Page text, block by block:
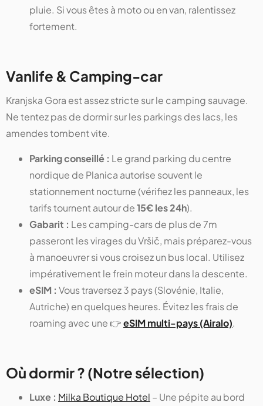
pluie. Si vous êtes à moto ou en van, ralentissez
fortement.
Vanlife & Camping-car
Kranjska Gora est assez stricte sur le camping sauvage.
Ne tentez pas de dormir sur les parkings des lacs, les
amendes tombent vite.
Parking conseillé : Le grand parking du centre
nordique de Planica autorise souvent le
stationnement nocturne (vérifiez les panneaux, les
tarifs tournent autour de15€ les 24h).
Gabarit : Les camping-cars de plus de 7m
passeront les virages du Vršič, mais préparez-vous
à manoeuvrer si vous croisez un bus local. Utilisez
impérativement le frein moteur dans la descente.
eSIM : Vous traversez 3 pays (Slovénie, Italie,
Autriche) en quelques heures. Évitez les frais de
roaming avec une 👉eSIM multi-pays (Airalo).
Où dormir ? (Notre sélection)
Luxe : Milka Boutique Hotel – Une pépite au bord